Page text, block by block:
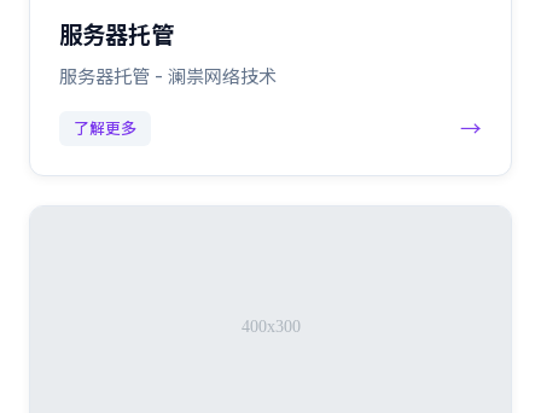
服务器托管
服务器托管 - 澜祟网络技术
了解更多 →